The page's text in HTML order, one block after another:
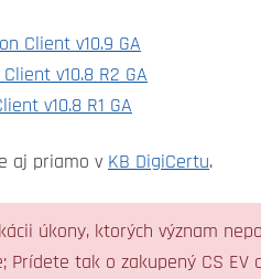
Client v10.9 GA
v10.8 R2 GA
v10.8 R1 GA
aj priamo v KB DigiCertu.
úkony, ktorých význam
Prídete tak o zakupený CS EV